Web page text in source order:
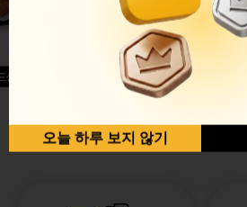
글윙
반반순살[레드+허니]
오늘 하루 보지 않기